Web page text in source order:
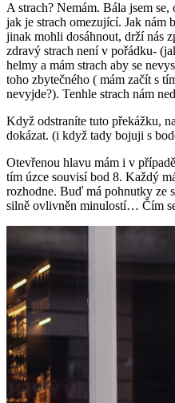
A strach? Nemám. Bála jsem
jak je strach omezující. Jak nám
jinak mohli dosáhnout, drží nás
zdravý strach není v pořádku-
helmy a mám strach aby se
toho zbytečného ( mám začít s
nevyjde?). Tenhle strach nám
Když odstraníte tuto překážku,
dokázat. (i když tady bojuji s
Otevřenou hlavu mám i v
tím úzce souvisí bod 8. Každý
rozhodne. Buď má pohnutky ze
silně ovlivněn minulostí… Čím